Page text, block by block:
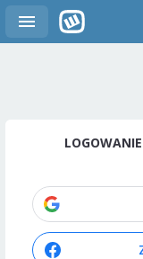
LOGOWANIE